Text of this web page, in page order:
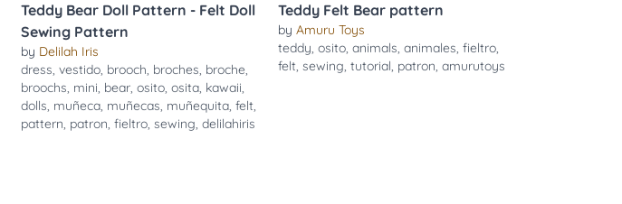
Teddy Bear Doll Pattern - Felt Doll
Sewing Pattern
by Delilah Iris
dress, vestido, brooch, broches, broche,
broochs, mini, bear, osito, osita, kawaii,
dolls, muñeca, muñecas, muñequita, felt,
pattern, patron, fieltro, sewing, delilahiris
Teddy Felt Bear pattern
by Amuru Toys
teddy, osito, animals, animales, fieltro,
felt, sewing, tutorial, patron, amurutoys